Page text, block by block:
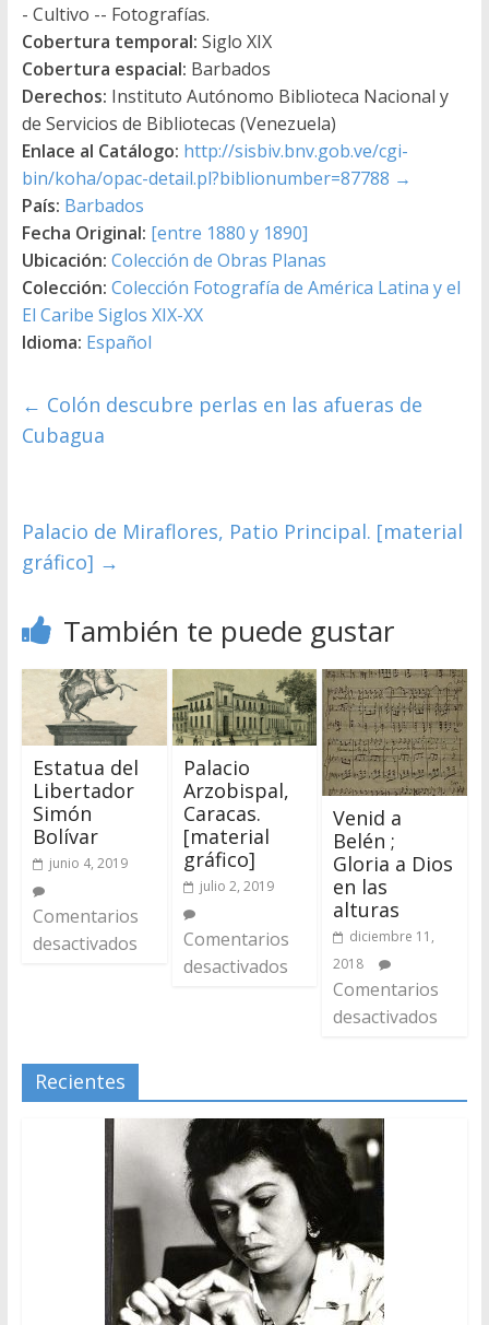
- Cultivo -- Fotografías.
Cobertura temporal: Siglo XIX
Cobertura espacial: Barbados
Derechos: Instituto Autónomo Biblioteca Nacional y
de Servicios de Bibliotecas (Venezuela)
Enlace al Catálogo: http://sisbiv.bnv.gob.ve/cgi-
bin/koha/opac-detail.pl?biblionumber=87788 →
País: Barbados
Fecha Original: [entre 1880 y 1890]
Ubicación: Colección de Obras Planas
Colección: Colección Fotografía de América Latina y el
El Caribe Siglos XIX-XX
Idioma: Español
← Colón descubre perlas en las afueras de
Cubagua
Palacio de Miraflores, Patio Principal. [material
gráfico] →
También te puede gustar
Estatua del
Libertador
Simón
Bolívar
junio 4, 2019
Comentarios
desactivados
Palacio
Arzobispal,
Caracas.
[material
gráfico]
julio 2, 2019
Comentarios
desactivados
Venid a
Belén ;
Gloria a Dios
en las
alturas
diciembre 11,
2018
Comentarios
desactivados
Recientes